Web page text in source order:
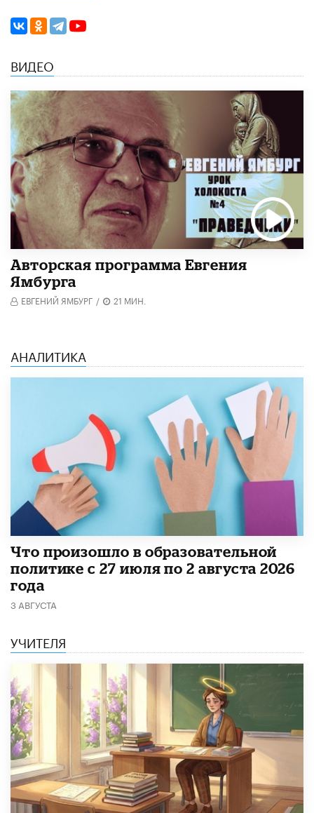
ВИДЕО
Авторская программа Евгения
Ямбурга
ЕВГЕНИЙ ЯМБУРГ / 21 МИН.
АНАЛИТИКА
​Что произошло в образовательной
политике с 27 июля по 2 августа 2026
года
3 АВГУСТА
УЧИТЕЛЯ